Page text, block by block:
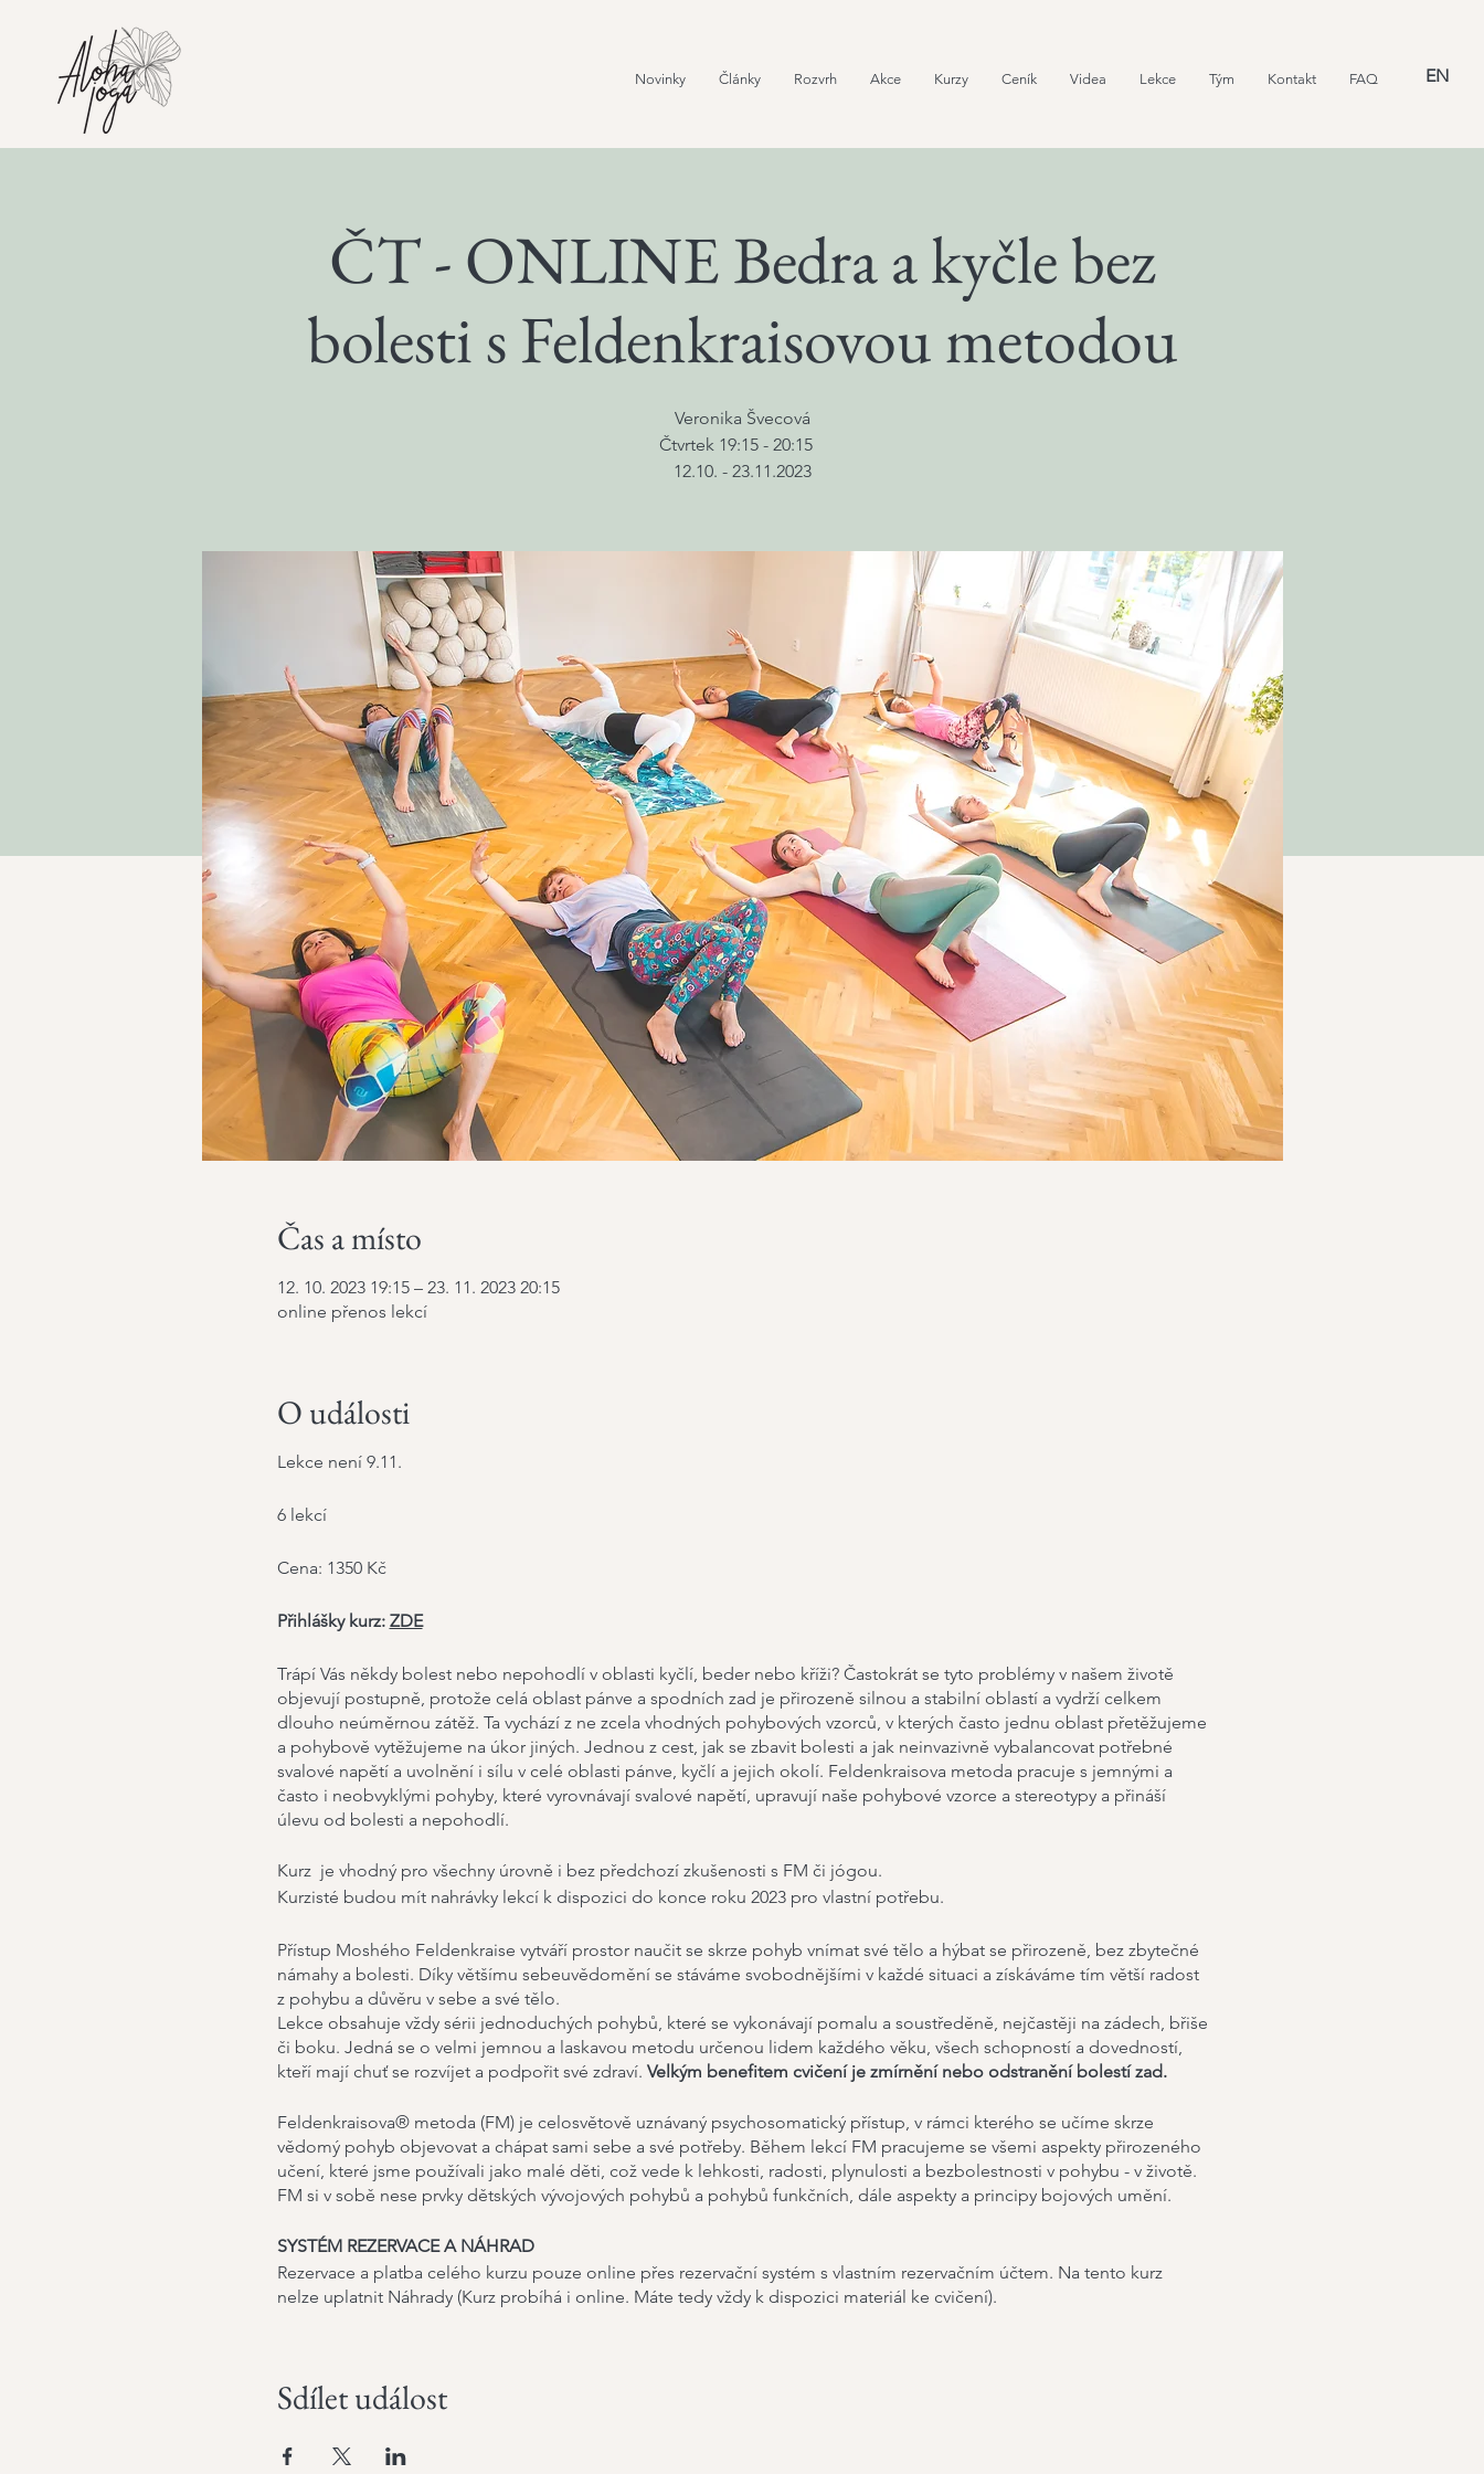
Novinky Články Rozvrh Akce Kurzy Ceník Videa Lekce Tým Kontakt FAQ EN
ČT - ONLINE Bedra a kyčle bez
bolesti s Feldenkraisovou metodou
Veronika Švecová
Čtvrtek 19:15 - 20:15
12.10. - 23.11.2023
Čas a místo
12. 10. 2023 19:15 – 23. 11. 2023 20:15
online přenos lekcí
O události
Lekce není 9.11.
6 lekcí
Cena: 1350 Kč
Přihlášky kurz: ZDE
Trápí Vás někdy bolest nebo nepohodlí v oblasti kyčlí, beder nebo kříži? Častokrát se tyto problémy v našem životě
objevují postupně, protože celá oblast pánve a spodních zad je přirozeně silnou a stabilní oblastí a vydrží celkem
dlouho neúměrnou zátěž. Ta vychází z ne zcela vhodných pohybových vzorců, v kterých často jednu oblast přetěžujeme
a pohybově vytěžujeme na úkor jiných. Jednou z cest, jak se zbavit bolesti a jak neinvazivně vybalancovat potřebné
svalové napětí a uvolnění i sílu v celé oblasti pánve, kyčlí a jejich okolí. Feldenkraisova metoda pracuje s jemnými a
často i neobvyklými pohyby, které vyrovnávají svalové napětí, upravují naše pohybové vzorce a stereotypy a přináší
úlevu od bolesti a nepohodlí.
Kurz je vhodný pro všechny úrovně i bez předchozí zkušenosti s FM či jógou.
Kurzisté budou mít nahrávky lekcí k dispozici do konce roku 2023 pro vlastní potřebu.
Přístup Moshého Feldenkraise vytváří prostor naučit se skrze pohyb vnímat své tělo a hýbat se přirozeně, bez zbytečné
námahy a bolesti. Díky většímu sebeuvědomění se stáváme svobodnějšími v každé situaci a získáváme tím větší radost
z pohybu a důvěru v sebe a své tělo.
Lekce obsahuje vždy sérii jednoduchých pohybů, které se vykonávají pomalu a soustředěně, nejčastěji na zádech, břiše
či boku. Jedná se o velmi jemnou a laskavou metodu určenou lidem každého věku, všech schopností a dovedností,
kteří mají chuť se rozvíjet a podpořit své zdraví. Velkým benefitem cvičení je zmírnění nebo odstranění bolestí zad.
Feldenkraisova® metoda (FM) je celosvětově uznávaný psychosomatický přístup, v rámci kterého se učíme skrze
vědomý pohyb objevovat a chápat sami sebe a své potřeby. Během lekcí FM pracujeme se všemi aspekty přirozeného
učení, které jsme používali jako malé děti, což vede k lehkosti, radosti, plynulosti a bezbolestnosti v pohybu - v životě.
FM si v sobě nese prvky dětských vývojových pohybů a pohybů funkčních, dále aspekty a principy bojových umění.
SYSTÉM REZERVACE A NÁHRAD
Rezervace a platba celého kurzu pouze online přes rezervační systém s vlastním rezervačním účtem. Na tento kurz
nelze uplatnit Náhrady (Kurz probíhá i online. Máte tedy vždy k dispozici materiál ke cvičení).
Sdílet událost